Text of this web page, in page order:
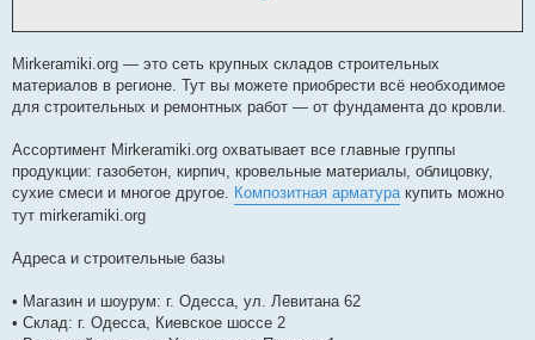
Mirkeramiki.org — это сеть крупных складов строительных
материалов в регионе. Тут вы можете приобрести всё необходимое
для строительных и ремонтных работ — от фундамента до кровли.
Ассортимент Mirkeramiki.org охватывает все главные группы
продукции: газобетон, кирпич, кровельные материалы, облицовку,
сухие смеси и многое другое.
Композитная арматура купить можно
тут mirkeramiki.org
Адреса и строительные базы
• Магазин и шоурум: г. Одесса, ул. Левитана 62
• Склад: г. Одесса, Киевское шоссе 2